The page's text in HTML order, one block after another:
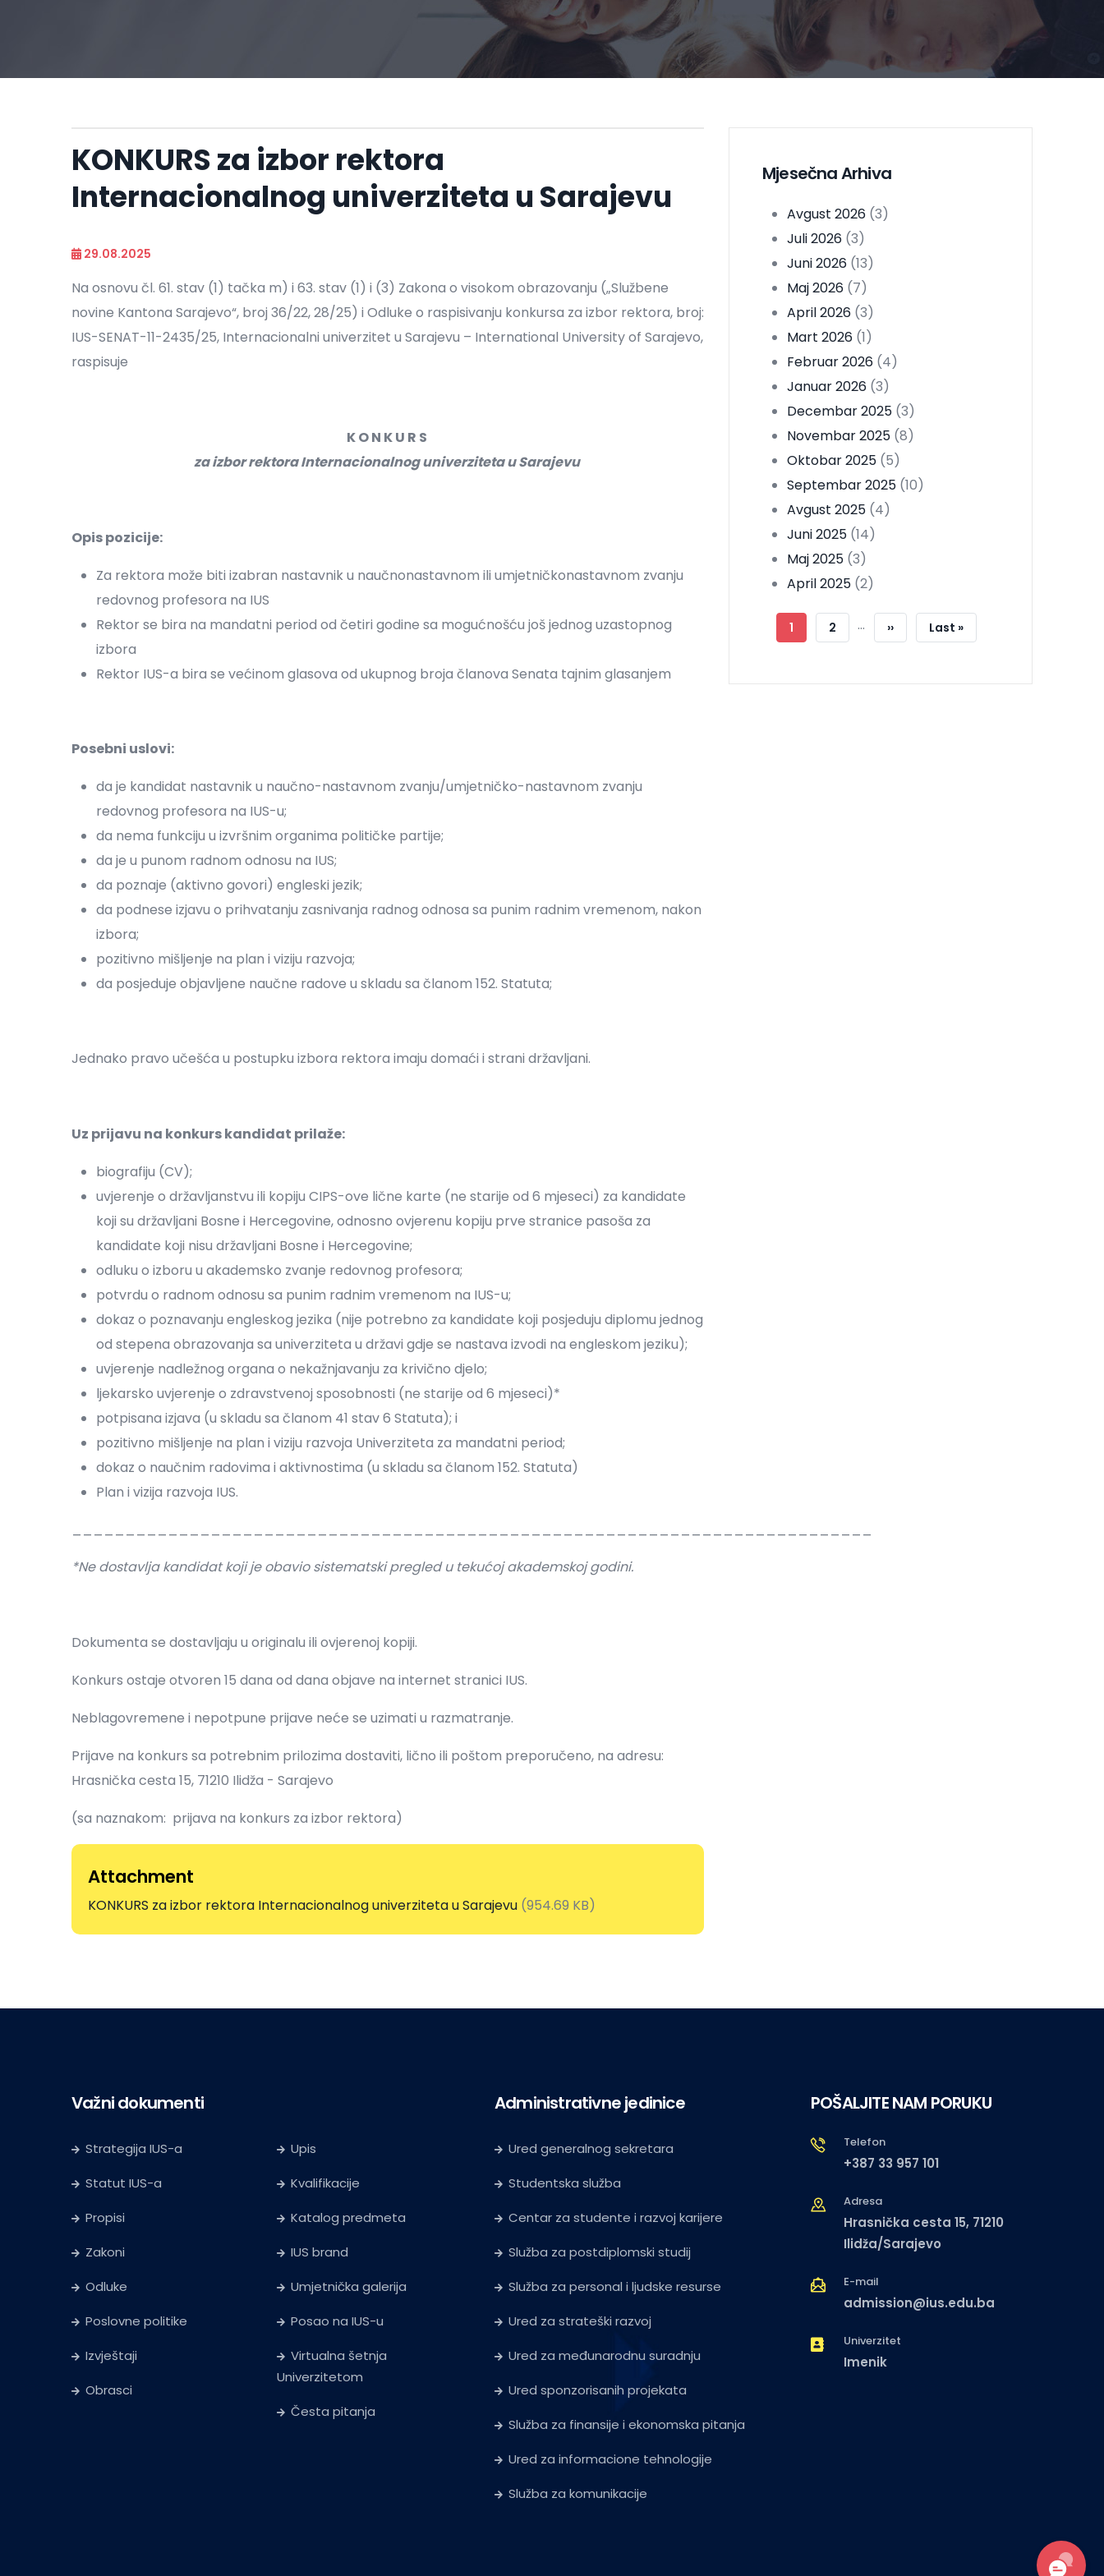
KONKURS za izbor rektora
Internacionalnog univerziteta u Sarajevu
29.08.2025
Na osnovu čl. 61. stav (1) tačka m) i 63. stav (1) i (3) Zakona o visokom obrazovanju („Službene
novine Kantona Sarajevo“, broj 36/22, 28/25) i Odluke o raspisivanju konkursa za izbor rektora, broj:
IUS-SENAT-11-2435/25, Internacionalni univerzitet u Sarajevu – International University of Sarajevo,
raspisuje
K O N K U R S
za izbor rektora Internacionalnog univerziteta u Sarajevu
Opis pozicije:
Za rektora može biti izabran nastavnik u naučnonastavnom ili umjetničkonastavnom zvanju
redovnog profesora na IUS
Rektor se bira na mandatni period od četiri godine sa mogućnošću još jednog uzastopnog
izbora
Rektor IUS-a bira se većinom glasova od ukupnog broja članova Senata tajnim glasanjem
Posebni uslovi:
da je kandidat nastavnik u naučno-nastavnom zvanju/umjetničko-nastavnom zvanju
redovnog profesora na IUS-u;
da nema funkciju u izvršnim organima političke partije;
da je u punom radnom odnosu na IUS;
da poznaje (aktivno govori) engleski jezik;
da podnese izjavu o prihvatanju zasnivanja radnog odnosa sa punim radnim vremenom, nakon
izbora;
pozitivno mišljenje na plan i viziju razvoja;
da posjeduje objavljene naučne radove u skladu sa članom 152. Statuta;
Jednako pravo učešća u postupku izbora rektora imaju domaći i strani državljani.
Uz prijavu na konkurs kandidat prilaže:
biografiju (CV);
uvjerenje o državljanstvu ili kopiju CIPS-ove lične karte (ne starije od 6 mjeseci) za kandidate
koji su državljani Bosne i Hercegovine, odnosno ovjerenu kopiju prve stranice pasoša za
kandidate koji nisu državljani Bosne i Hercegovine;
odluku o izboru u akademsko zvanje redovnog profesora;
potvrdu o radnom odnosu sa punim radnim vremenom na IUS-u;
dokaz o poznavanju engleskog jezika (nije potrebno za kandidate koji posjeduju diplomu jednog
od stepena obrazovanja sa univerziteta u državi gdje se nastava izvodi na engleskom jeziku);
uvjerenje nadležnog organa o nekažnjavanju za krivično djelo;
ljekarsko uvjerenje o zdravstvenoj sposobnosti (ne starije od 6 mjeseci)*
potpisana izjava (u skladu sa članom 41 stav 6 Statuta); i
pozitivno mišljenje na plan i viziju razvoja Univerziteta za mandatni period;
dokaz o naučnim radovima i aktivnostima (u skladu sa članom 152. Statuta)
Plan i vizija razvoja IUS.
*Ne dostavlja kandidat koji je obavio sistematski pregled u tekućoj akademskoj godini.
Dokumenta se dostavljaju u originalu ili ovjerenoj kopiji.
Konkurs ostaje otvoren 15 dana od dana objave na internet stranici IUS.
Neblagovremene i nepotpune prijave neće se uzimati u razmatranje.
Prijave na konkurs sa potrebnim prilozima dostaviti, lično ili poštom preporučeno, na adresu:
Hrasnička cesta 15, 71210 Ilidža - Sarajevo
(sa naznakom: prijava na konkurs za izbor rektora)
Attachment
KONKURS za izbor rektora Internacionalnog univerziteta u Sarajevu (954.69 KB)
Mjesečna Arhiva
Avgust 2026 (3)
Juli 2026 (3)
Juni 2026 (13)
Maj 2026 (7)
April 2026 (3)
Mart 2026 (1)
Februar 2026 (4)
Januar 2026 (3)
Decembar 2025 (3)
Novembar 2025 (8)
Oktobar 2025 (5)
Septembar 2025 (10)
Avgust 2025 (4)
Juni 2025 (14)
Maj 2025 (3)
April 2025 (2)
Pagination
Current
1 Strana
2 …
Next
››
Last
Last »
Važni dokumenti
Strategija IUS-a
Statut IUS-a
Propisi
Zakoni
Odluke
Poslovne politike
Izvještaji
Obrasci
Upis
Kvalifikacije
Katalog predmeta
IUS brand
Umjetnička galerija
Posao na IUS-u
Virtualna šetnja
Univerzitetom
Česta pitanja
Administrativne jedinice
Ured generalnog sekretara
Studentska služba
Centar za studente i razvoj karijere
Služba za postdiplomski studij
Služba za personal i ljudske resurse
Ured za strateški razvoj
Ured za međunarodnu suradnju
Ured sponzorisanih projekata
Služba za finansije i ekonomska pitanja
Ured za informacione tehnologije
Služba za komunikacije
POŠALJITE NAM PORUKU
Telefon
+387 33 957 101
Adresa
Hrasnička cesta 15, 71210
Ilidža/Sarajevo
E-mail
admission@ius.edu.ba
Univerzitet
Imenik